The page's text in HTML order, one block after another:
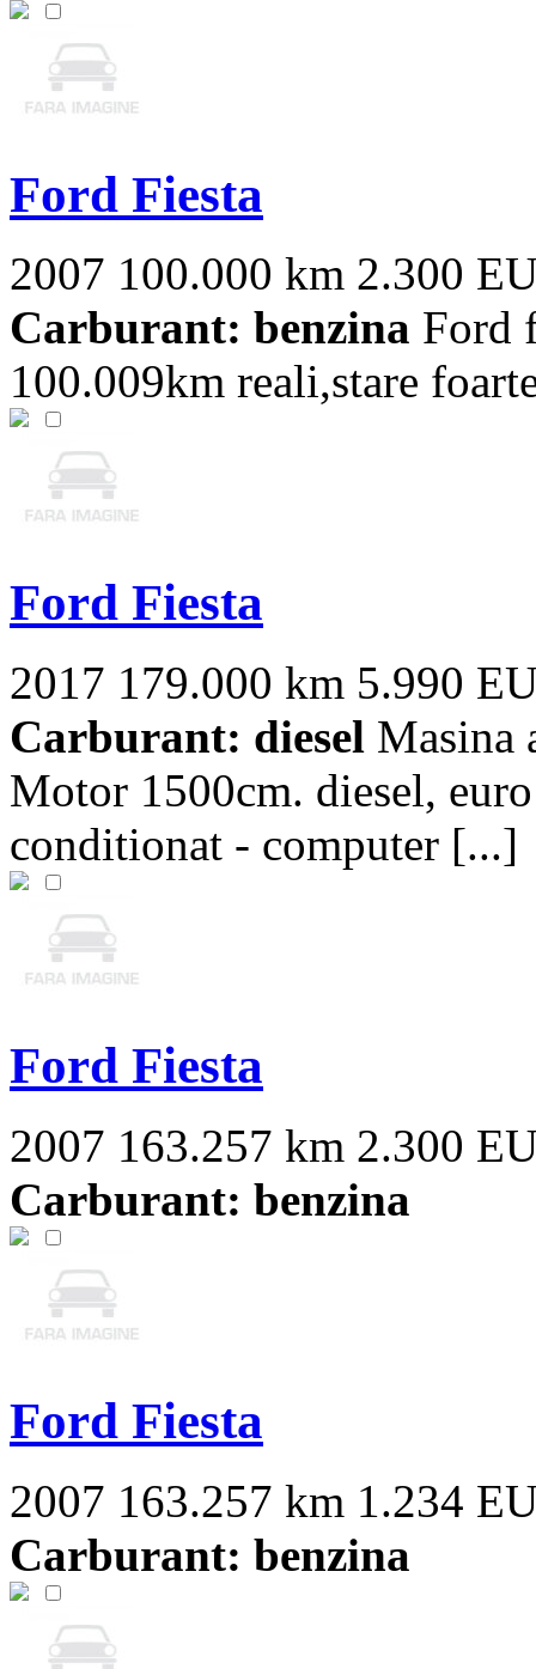
Ford Fiesta
2007 100.000 km 2.300
Carburant: benzina Ford
100.009km reali,stare
Ford Fiesta
2017 179.000 km 5.990
Carburant: diesel Masina
Motor 1500cm. diesel,
conditionat - computer [...]
Ford Fiesta
2007 163.257 km 2.300
Carburant: benzina
Ford Fiesta
2007 163.257 km 1.234
Carburant: benzina